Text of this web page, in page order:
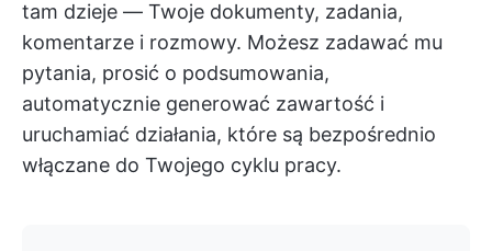
tam dzieje — Twoje dokumenty, zadania,
komentarze i rozmowy. Możesz zadawać mu
pytania, prosić o podsumowania,
automatycznie generować zawartość i
uruchamiać działania, które są bezpośrednio
włączane do Twojego cyklu pracy.